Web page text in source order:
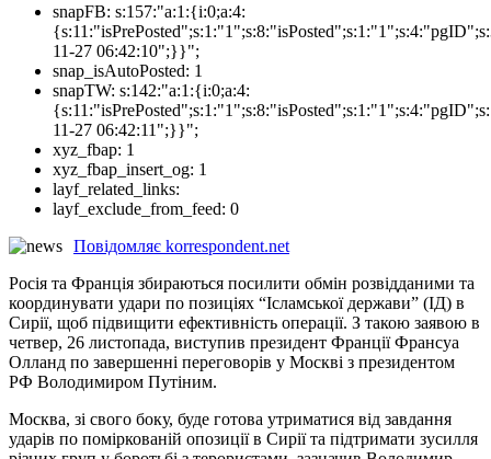
snapFB: s:157:"a:1:{i:0;a:4:
11-27 06:42:10";}}";
snap_isAutoPosted: 1
snapTW: s:142:"a:1:{i:0;a:4:
11-27 06:42:11";}}";
xyz_fbap: 1
xyz_fbap_insert_og: 1
layf_related_links:
layf_exclude_from_feed: 0
Повідомляє korrespondent.net
Росія та Франція збираються посилити обмін розвідданими та
координувати удари по позиціях “Ісламської держави” (ІД) в
Сирії, щоб підвищити ефективність операції. З такою заявою в
четвер, 26 листопада, виступив президент Франції Франсуа
Олланд по завершенні переговорів у Москві з президентом
РФ Володимиром Путіним.
Москва, зі свого боку, буде готова утриматися від завдання
ударів по поміркованій опозиції в Сирії та підтримати зусилля